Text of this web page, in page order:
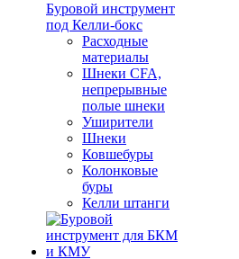
Буровой инструмент
под Келли-бокс
Расходные
материалы
Шнеки CFA,
непрерывные
полые шнеки
Уширители
Шнеки
Ковшебуры
Колонковые
буры
Келли штанги